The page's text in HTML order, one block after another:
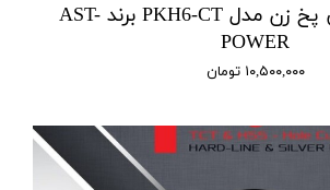
صفحه و الماس پخ زن مدل PKH6-CT برند AST-
POWER
۱۰,۵۰۰,۰۰۰ تومان